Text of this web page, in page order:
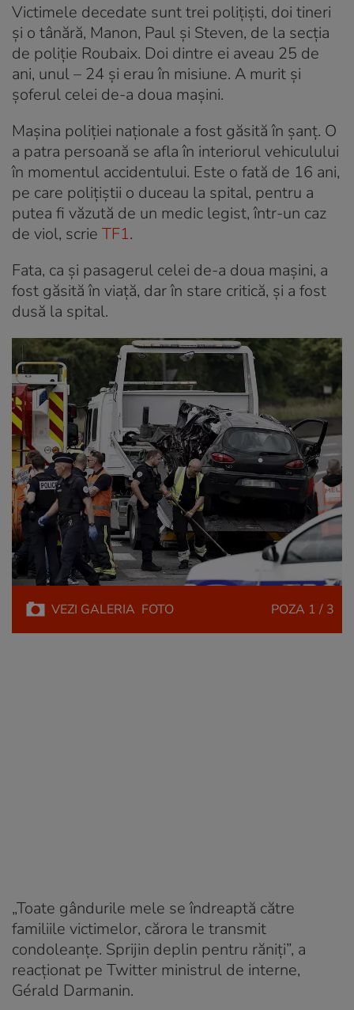
Victimele decedate sunt trei polițiști, doi tineri
și o tânără, Manon, Paul și Steven, de la secția
de poliție Roubaix. Doi dintre ei aveau 25 de
ani, unul – 24 și erau în misiune. A murit și
șoferul celei de-a doua mașini.
Mașina poliției naționale a fost găsită în șanț. O
a patra persoană se afla în interiorul vehiculului
în momentul accidentului. Este o fată de 16 ani,
pe care polițiștii o duceau la spital, pentru a
putea fi văzută de un medic legist, într-un caz
de viol, scrie TF1.
Fata, ca și pasagerul celei de-a doua mașini, a
fost găsită în viață, dar în stare critică, și a fost
dusă la spital.
VEZI GALERIA FOTO POZA 1 / 3
„Toate gândurile mele se îndreaptă către
familiile victimelor, cărora le transmit
condoleanțe. Sprijin deplin pentru răniți”, a
reacționat pe Twitter ministrul de interne,
Gérald Darmanin.